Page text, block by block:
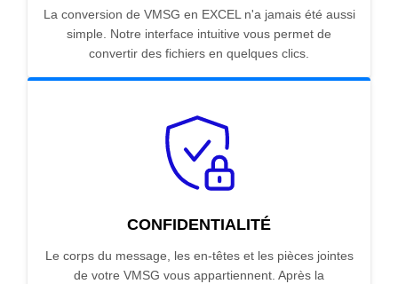
La conversion de VMSG en EXCEL n'a jamais été aussi
simple. Notre interface intuitive vous permet de
convertir des fichiers en quelques clics.
CONFIDENTIALITÉ
Le corps du message, les en-têtes et les pièces jointes
de votre VMSG vous appartiennent. Après la